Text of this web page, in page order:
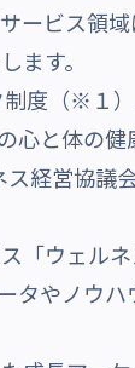
ービス領
ます。
度（※１
心と体の
経営協議
「ウェル
タやノウ